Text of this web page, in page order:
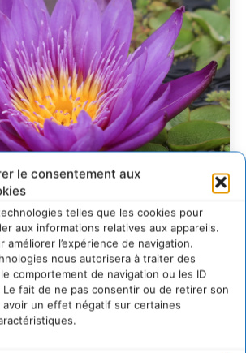
le consentement aux
telles que les cookies pour
aux informations relatives aux appareils.
améliorer l’expérience de navigation.
nous autorisera à traiter des
comportement de navigation ou les ID
fait de ne pas consentir ou de retirer son
un effet négatif sur certaines
les
par le
et la
avec un